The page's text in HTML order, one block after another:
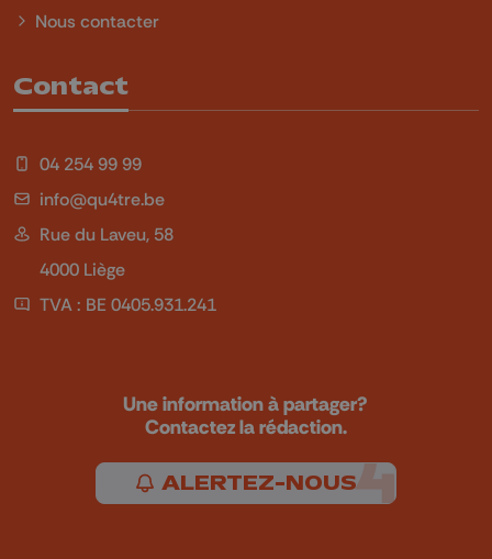
Nous contacter
Contact
04 254 99 99
info@qu4tre.be
Rue du Laveu, 58
4000 Liège
TVA : BE 0405.931.241
Une information à partager?
Contactez la rédaction.
ALERTEZ-NOUS